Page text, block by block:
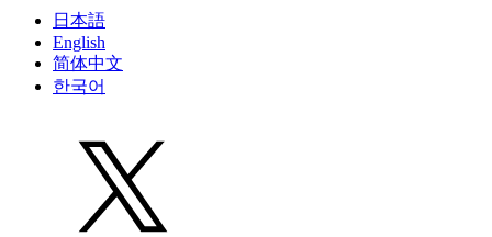
日本語
English
简体中文
한국어